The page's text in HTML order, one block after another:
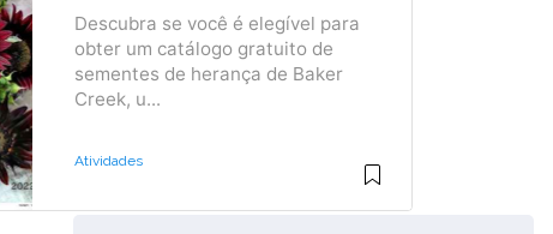
Descubra se você é elegível para
obter um catálogo gratuito de
sementes de herança de Baker
Creek, u...
Atividades